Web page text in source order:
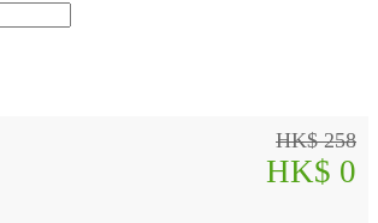
HK$ 258
HK$ 0